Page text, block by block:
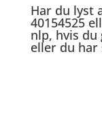
Har du lyst
40154525
nlp, hvis du
eller du